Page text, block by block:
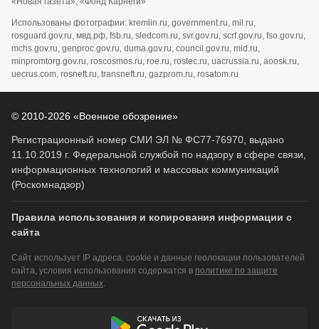
Использованы фотографии: kremlin.ru, government.ru, mil.ru,
rosguard.gov.ru, мвд.рф, fsb.ru, sledcom.ru, svr.gov.ru, scrf.gov.ru, fso.gov.ru,
mchs.gov.ru, genproc.gov.ru, duma.gov.ru, council.gov.ru, mid.ru,
minpromtorg.gov.ru, roscosmos.ru, roe.ru, rostec.ru, uacrussia.ru, aoosk.ru,
uecrus.com, rosneft.ru, transneft.ru, gazprom.ru, rosatom.ru
© 2010-2026 «Военное обозрение»
Регистрационный номер СМИ ЭЛ № ФС77-76970, выдано
11.10.2019 г. Федеральной службой по надзору в сфере связи,
информационных технологий и массовых коммуникаций
(Роскомнадзор)
Правила использования и копирования информации с
сайта
Сайт использует IP адреса, cookie и данные геолокации пользователей
сайта, условия использования содержатся в политике по защите
персональных данных.